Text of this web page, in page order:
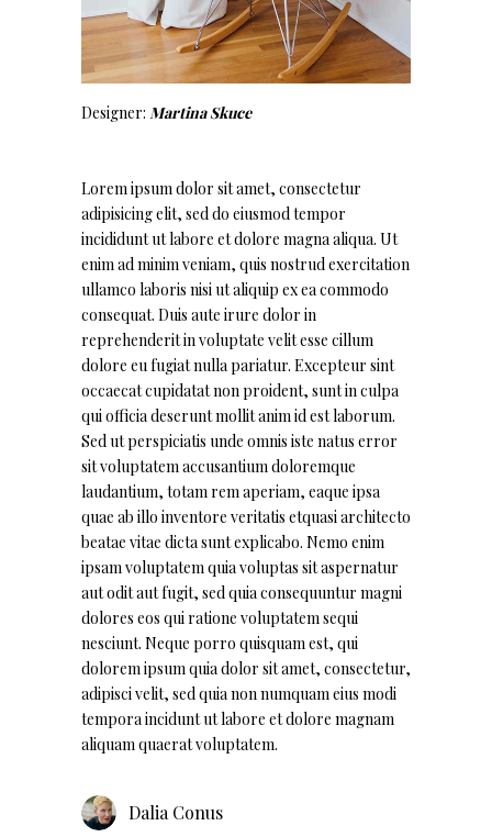
Designer: Martina Skuce
Lorem ipsum dolor sit amet, consectetur
adipisicing elit, sed do eiusmod tempor
incididunt ut labore et dolore magna aliqua. Ut
enim ad minim veniam, quis nostrud exercitation
ullamco laboris nisi ut aliquip ex ea commodo
consequat. Duis aute irure dolor in
reprehenderit in voluptate velit esse cillum
dolore eu fugiat nulla pariatur. Excepteur sint
occaecat cupidatat non proident, sunt in culpa
qui officia deserunt mollit anim id est laborum.
Sed ut perspiciatis unde omnis iste natus error
sit voluptatem accusantium doloremque
laudantium, totam rem aperiam, eaque ipsa
quae ab illo inventore veritatis etquasi architecto
beatae vitae dicta sunt explicabo. Nemo enim
ipsam voluptatem quia voluptas sit aspernatur
aut odit aut fugit, sed quia consequuntur magni
dolores eos qui ratione voluptatem sequi
nesciunt. Neque porro quisquam est, qui
dolorem ipsum quia dolor sit amet, consectetur,
adipisci velit, sed quia non numquam eius modi
tempora incidunt ut labore et dolore magnam
aliquam quaerat voluptatem.
Dalia Conus